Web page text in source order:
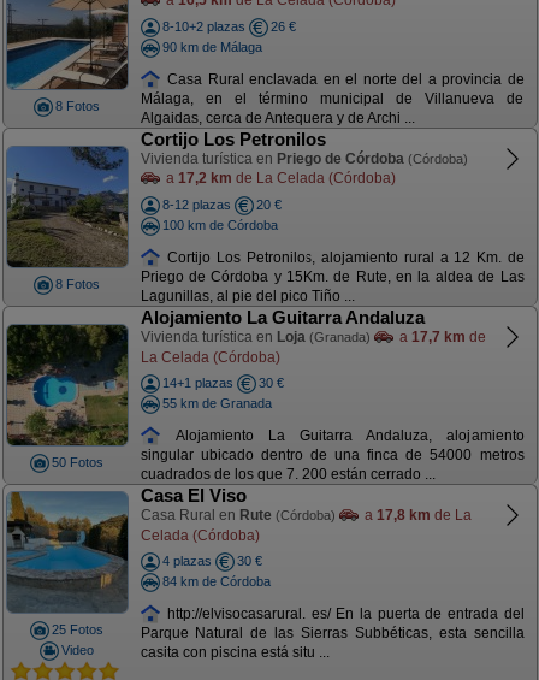
8 Fotos
8-10+2 plazas
26 €
90 km de Málaga
Casa Rural enclavada en el norte del a provincia de
Málaga, en el término municipal de Villanueva de
Algaidas, cerca de Antequera y de Archi ...
8 Fotos
Cortijo Los Petronilos
Vivienda turística en Priego de Córdoba (Córdoba)
a 17,2 km de La Celada (Córdoba)
8-12 plazas
20 €
100 km de Córdoba
Cortijo Los Petronilos, alojamiento rural a 12 Km. de
Priego de Córdoba y 15Km. de Rute, en la aldea de Las
Lagunillas, al pie del pico Tiño ...
50 Fotos
Alojamiento La Guitarra Andaluza
Vivienda turística en Loja (Granada) a 17,7 km de
La Celada (Córdoba)
14+1 plazas
30 €
55 km de Granada
Alojamiento La Guitarra Andaluza, alojamiento
singular ubicado dentro de una finca de 54000 metros
cuadrados de los que 7. 200 están cerrado ...
25 Fotos
Video
Casa El Viso
Casa Rural en Rute (Córdoba) a 17,8 km de La
Celada (Córdoba)
4 plazas
30 €
84 km de Córdoba
http://elvisocasarural. es/ En la puerta de entrada del
Parque Natural de las Sierras Subbéticas, esta sencilla
casita con piscina está situ ...